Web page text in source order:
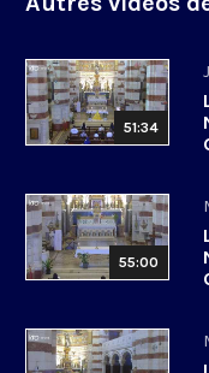
51:34
55:00